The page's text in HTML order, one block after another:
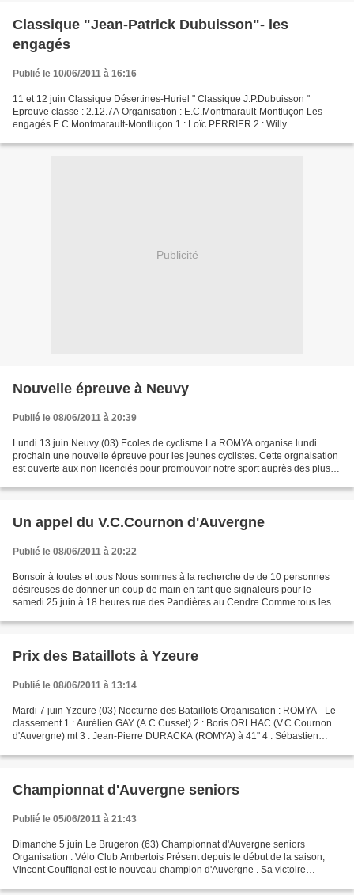
Classique "Jean-Patrick Dubuisson"- les
engagés
Publié le 10/06/2011 à 16:16
11 et 12 juin Classique Désertines-Huriel " Classique J.P.Dubuisson "
Epreuve classe : 2.12.7A Organisation : E.C.Montmarault-Montluçon Les
engagés E.C.Montmarault-Montluçon 1 : Loïc PERRIER 2 : Willy
Publicité
Nouvelle épreuve à Neuvy
Publié le 08/06/2011 à 20:39
Lundi 13 juin Neuvy (03) Ecoles de cyclisme La ROMYA organise lundi
prochain une nouvelle épreuve pour les jeunes cyclistes. Cette orgnaisation
est ouverte aux non licenciés pour promouvoir notre sport auprès des plus
Un appel du V.C.Cournon d'Auvergne
Publié le 08/06/2011 à 20:22
Bonsoir à toutes et tous Nous sommes à la recherche de de 10 personnes
désireuses de donner un coup de main en tant que signaleurs pour le
samedi 25 juin à 18 heures rue des Pandières au Cendre Comme tous les
Prix des Bataillots à Yzeure
Publié le 08/06/2011 à 13:14
Mardi 7 juin Yzeure (03) Nocturne des Bataillots Organisation : ROMYA - Le
classement 1 : Aurélien GAY (A.C.Cusset) 2 : Boris ORLHAC (V.C.Cournon
d'Auvergne) mt 3 : Jean-Pierre DURACKA (ROMYA) à 41" 4 : Sébastien
Championnat d'Auvergne seniors
Publié le 05/06/2011 à 21:43
Dimanche 5 juin Le Brugeron (63) Championnat d'Auvergne seniors
Organisation : Vélo Club Ambertois Présent depuis le début de la saison,
Vincent Couffignal est le nouveau champion d'Auvergne . Sa victoire